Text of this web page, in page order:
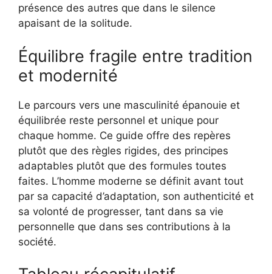
présence des autres que dans le silence
apaisant de la solitude.
Équilibre fragile entre tradition
et modernité
Le parcours vers une masculinité épanouie et
équilibrée reste personnel et unique pour
chaque homme. Ce guide offre des repères
plutôt que des règles rigides, des principes
adaptables plutôt que des formules toutes
faites. L’homme moderne se définit avant tout
par sa capacité d’adaptation, son authenticité et
sa volonté de progresser, tant dans sa vie
personnelle que dans ses contributions à la
société.